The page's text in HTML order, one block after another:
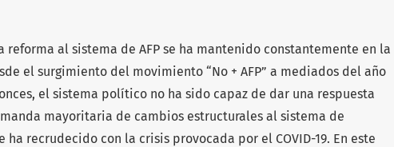
reforma al sistema de AFP se ha mantenido constantemente en la
el surgimiento del movimiento “No + AFP” a mediados del año
el sistema político no ha sido capaz de dar una respuesta
mayoritaria de cambios estructurales al sistema de
ha recrudecido con la crisis provocada por el COVID-19. En este